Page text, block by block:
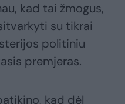
kad tai žmogus,
su tikrai
politiniu
premjeras.
kad dėl